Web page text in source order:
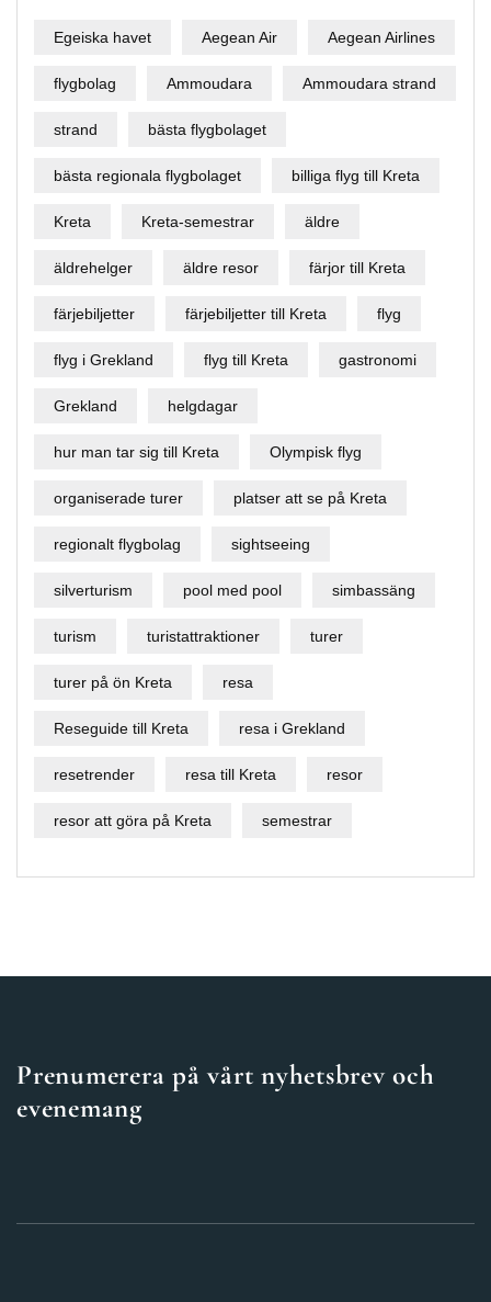
Egeiska havet Aegean Air Aegean Airlines
flygbolag Ammoudara Ammoudara strand
strand bästa flygbolaget
bästa regionala flygbolaget billiga flyg till Kreta
Kreta Kreta-semestrar äldre
äldrehelger äldre resor färjor till Kreta
färjebiljetter färjebiljetter till Kreta flyg
flyg i Grekland flyg till Kreta gastronomi
Grekland helgdagar
hur man tar sig till Kreta Olympisk flyg
organiserade turer platser att se på Kreta
regionalt flygbolag sightseeing
silverturism pool med pool simbassäng
turism turistattraktioner turer
turer på ön Kreta resa
Reseguide till Kreta resa i Grekland
resetrender resa till Kreta resor
resor att göra på Kreta semestrar
Prenumerera på vårt nyhetsbrev och
evenemang